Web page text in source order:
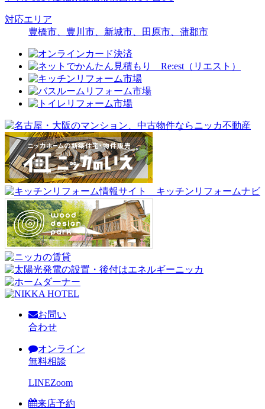
対応エリア
豊橋市、豊川市、新城市、田原市、蒲郡市
お問い
合わせ
オンライン
無料相談
LINEZoom
来店予約